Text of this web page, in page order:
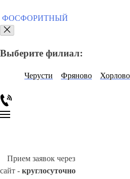
ФОСФОРИТНЫЙ
Выберите филиал:
Черусти Фряново Хорлово
Прием заявок через
сайт - круглосуточно